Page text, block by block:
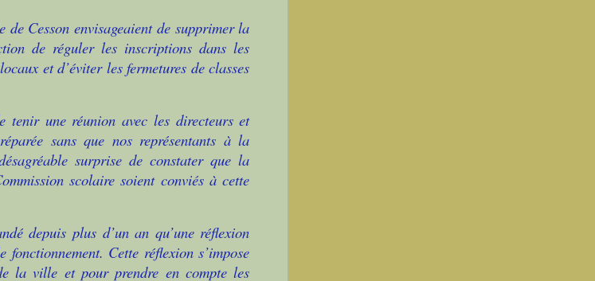
Cesson envisageaient de supprimer la
de réguler les inscriptions dans les
et d’éviter les fermetures de classes
tenir une réunion avec les directeurs et
sans que nos représentants à la
surprise de constater que la
scolaire soient conviés à cette
depuis plus d’un an qu’une réflexion
Cette réflexion s’impose
la ville et pour prendre en compte les